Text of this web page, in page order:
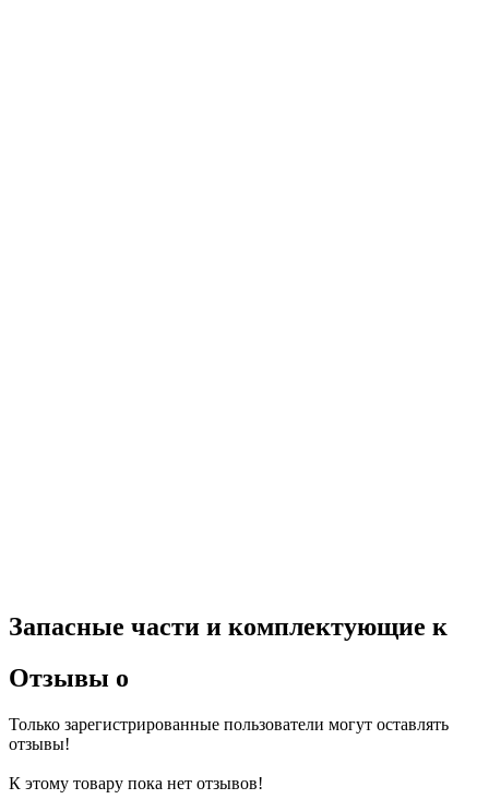
Запасные части и комплектующие к
Отзывы о
Только зарегистрированные пользователи могут оставлять
отзывы!
К этому товару пока нет отзывов!